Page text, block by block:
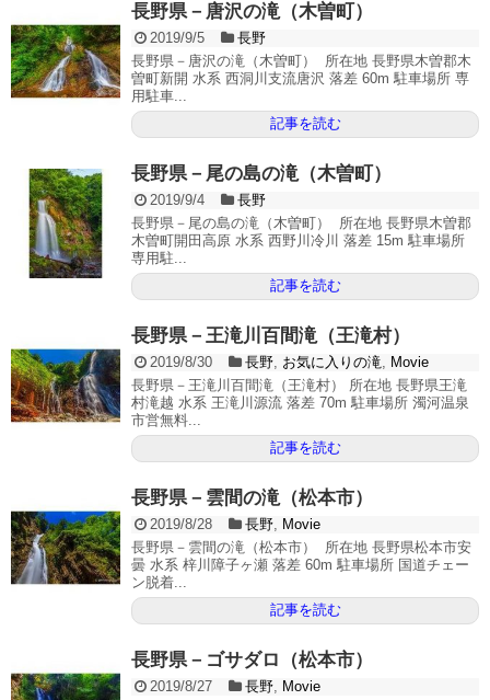
長野県－唐沢の滝（木曽町）
2019/9/5
長野
長野県－唐沢の滝（木曽町） 所在地 長野県木曽郡木
曽町新開 水系 西洞川支流唐沢 落差 60m 駐車場所 専
用駐車...
記事を読む
長野県－尾の島の滝（木曽町）
2019/9/4
長野
長野県－尾の島の滝（木曽町） 所在地 長野県木曽郡
木曽町開田高原 水系 西野川冷川 落差 15m 駐車場所
専用駐...
記事を読む
長野県－王滝川百間滝（王滝村）
2019/8/30 長野, お気に入りの滝, Movie
長野県－王滝川百間滝（王滝村） 所在地 長野県王滝
村滝越 水系 王滝川源流 落差 70m 駐車場所 濁河温泉
市営無料...
記事を読む
長野県－雲間の滝（松本市）
2019/8/28 長野, Movie
長野県－雲間の滝（松本市） 所在地 長野県松本市安
曇 水系 梓川障子ヶ瀬 落差 60m 駐車場所 国道チェー
ン脱着...
記事を読む
長野県－ゴサダロ（松本市）
2019/8/27 長野, Movie